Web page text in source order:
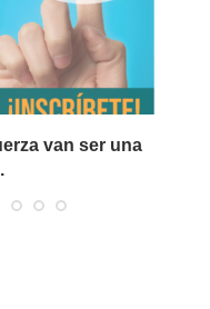
van ser una